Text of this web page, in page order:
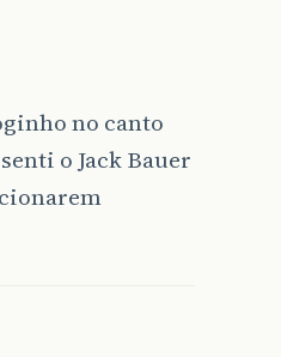
no canto
o Jack Bauer